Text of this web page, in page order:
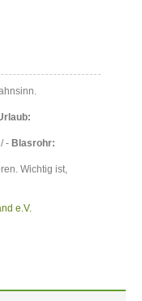
- Blasrohr:
Wichtig ist,
e.V.